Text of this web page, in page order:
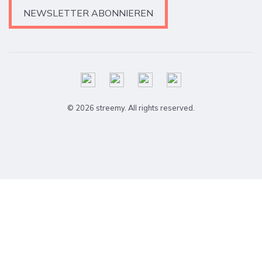
NEWSLETTER ABONNIEREN
© 2026 streemy. All rights reserved.